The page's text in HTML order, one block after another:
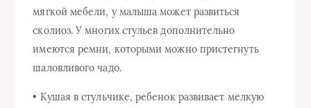
мягкой мебели, у малыша может развиться
сколиоз. У многих стульев дополнительно
имеются ремни, которыми можно пристегнуть
шаловливого чадо.
• Кушая в стульчике, ребенок развивает мелкую